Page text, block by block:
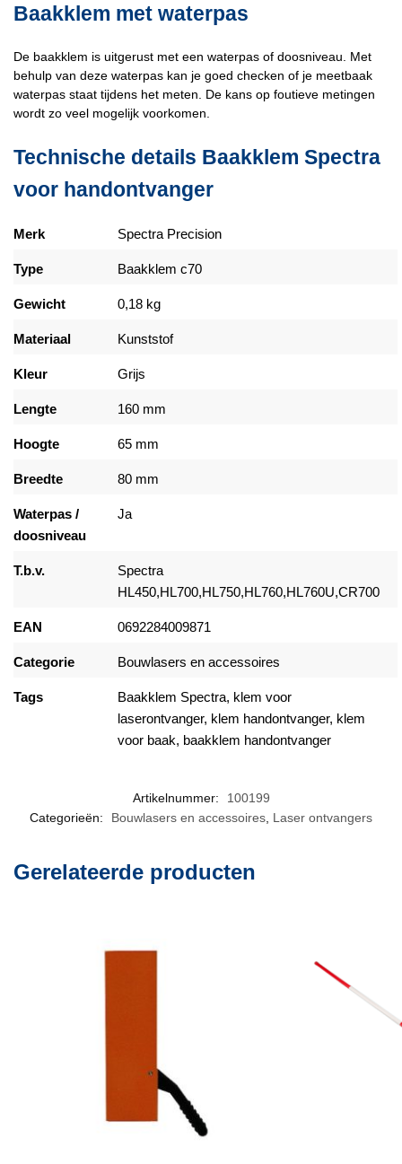
Baakklem met waterpas
De baakklem is uitgerust met een waterpas of doosniveau. Met
behulp van deze waterpas kan je goed checken of je meetbaak
waterpas staat tijdens het meten. De kans op foutieve metingen
wordt zo veel mogelijk voorkomen.
Technische details Baakklem Spectra
voor handontvanger
Merk Spectra Precision
Type Baakklem c70
Gewicht 0,18 kg
Materiaal Kunststof
Kleur Grijs
Lengte 160 mm
Hoogte 65 mm
Breedte 80 mm
Waterpas /
doosniveau
Ja
T.b.v.
Spectra
HL450,HL700,HL750,HL760,HL760U,CR700
EAN 0692284009871
Categorie Bouwlasers en accessoires
Tags
Baakklem Spectra, klem voor
laserontvanger, klem handontvanger, klem
voor baak, baakklem handontvanger
Artikelnummer:
100199
Categorieën:
Bouwlasers en accessoires Laser ontvangers
Gerelateerde producten